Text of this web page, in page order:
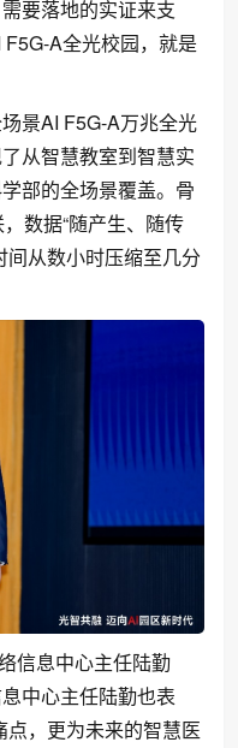
要落地的实证来支
A全光校园，就是
景AI F5G-A万兆全光
从智慧教室到智慧实
部的全场景覆盖。骨
数据“随产生、随传
间从数小时压缩至几分
信息中心主任陆勤
中心主任陆勤也表
点，更为未来的智慧医